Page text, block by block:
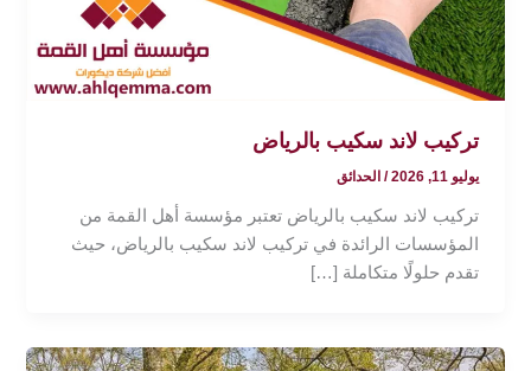
تركيب لاند سكيب بالرياض
يوليو 11, 2026 / الحدائق
تركيب لاند سكيب بالرياض تعتبر مؤسسة أهل القمة من
المؤسسات الرائدة في تركيب لاند سكيب بالرياض، حيث
تقدم حلولًا متكاملة […]